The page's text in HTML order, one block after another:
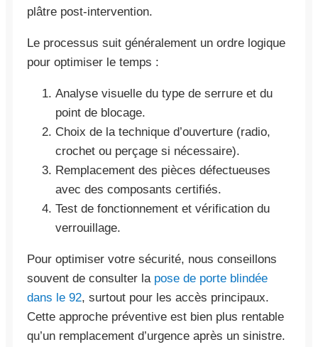
plâtre post-intervention.
Le processus suit généralement un ordre logique
pour optimiser le temps :
Analyse visuelle du type de serrure et du
point de blocage.
Choix de la technique d’ouverture (radio,
crochet ou perçage si nécessaire).
Remplacement des pièces défectueuses
avec des composants certifiés.
Test de fonctionnement et vérification du
verrouillage.
Pour optimiser votre sécurité, nous conseillons
souvent de consulter la pose de porte blindée
dans le 92, surtout pour les accès principaux.
Cette approche préventive est bien plus rentable
qu’un remplacement d’urgence après un sinistre.